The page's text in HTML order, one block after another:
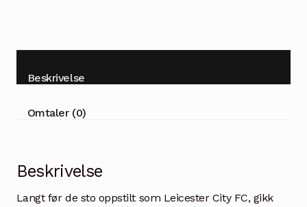
Beskrivelse
Omtaler (0)
Beskrivelse
Langt før de sto oppstilt som Leicester City FC, gikk